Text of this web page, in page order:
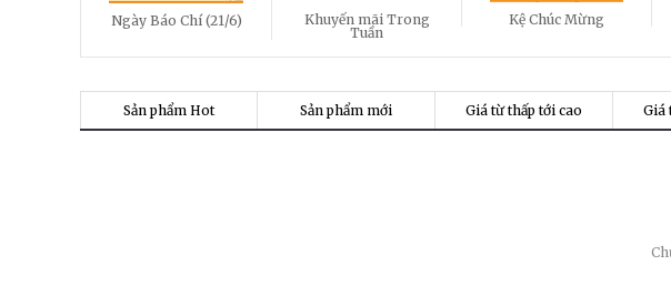
Ngày Báo Chí (21/6)
Khuyến mãi Trong
Tuần
Kệ Chúc Mừng
Sản phẩm Hot Sản phẩm mới Giá từ thấp tới cao Giá